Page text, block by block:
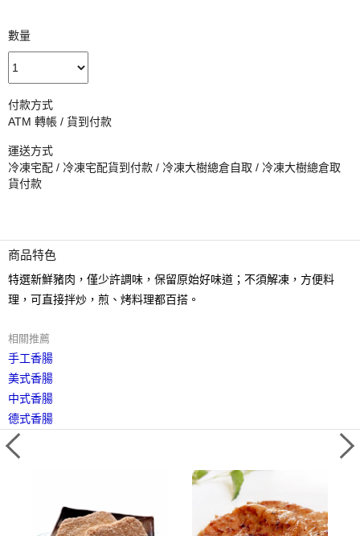
數量
付款方式
ATM 轉帳 / 貨到付款
運送方式
冷凍宅配 / 冷凍宅配貨到付款 / 冷凍大樹總倉自取 / 冷凍大樹總倉取
貨付款
商品特色
特選新鮮豬肉，僅少許調味，保留原始好味道；不須解凍，方便料
理，可直接拌炒，煎、烤料理都百搭。
相關推薦
手工香腸
美式香腸
中式香腸
德式香腸